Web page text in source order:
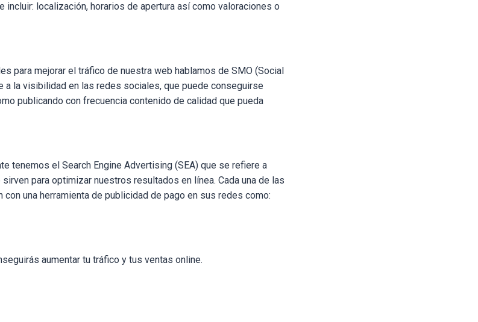
localización, horarios de apertura así como valoraciones o
para mejorar el tráfico de nuestra web hablamos de SMO (Social
la visibilidad en las redes sociales, que puede conseguirse
publicando con frecuencia contenido de calidad que pueda
tenemos el Search Engine Advertising (SEA) que se refiere a
para optimizar nuestros resultados en línea. Cada una de las
una herramienta de publicidad de pago en sus redes como:
aumentar tu tráfico y tus ventas online.